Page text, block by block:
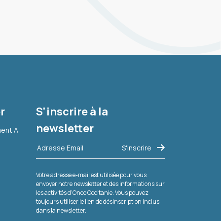
A
S'inscrire à la
newsletter
Votre adresse e-mail est utilisée pour vous
envoyer notre newsletter et des informations sur
les activités d'Onco Occitanie. Vous pouvez
toujours utiliser le lien de désinscription inclus
dans la newsletter.